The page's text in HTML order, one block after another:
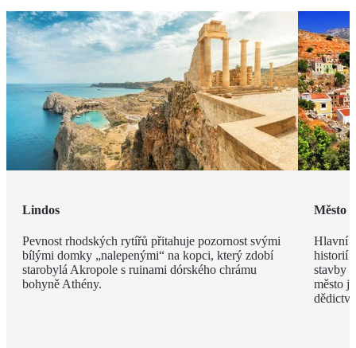
Lindos
Pevnost rhodských rytířů přitahuje pozornost svými
bílými domky „nalepenými“ na kopci, který zdobí
starobylá Akropole s ruinami dórského chrámu
bohyně Athény.
Město
Hlavní
historií
stavby
město